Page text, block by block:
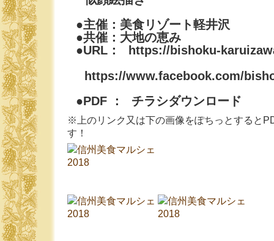
●主催：美食リゾート軽井沢
●共催：大地の恵み
●URL：
https://bishoku-
https://www.facebook.com/
●PDF ：
チラシダウンロード
※上のリンク又は下の画像をぽちっとすると
す！